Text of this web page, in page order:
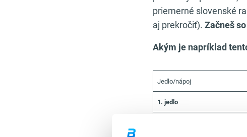
priemerné slovenské
aj prekročiť). Začneš
Akým je napríklad
Jedlo/nápoj
1. jedlo